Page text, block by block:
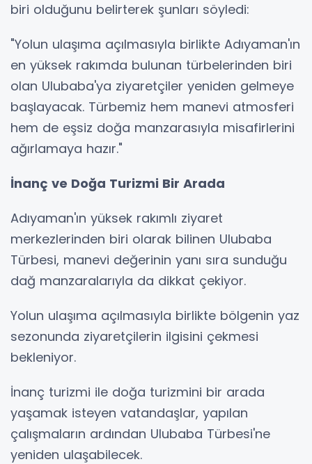
biri olduğunu belirterek şunları söyledi:
"Yolun ulaşıma açılmasıyla birlikte Adıyaman'ın
en yüksek rakımda bulunan türbelerinden biri
olan Ulubaba'ya ziyaretçiler yeniden gelmeye
başlayacak. Türbemiz hem manevi atmosferi
hem de eşsiz doğa manzarasıyla misafirlerini
ağırlamaya hazır."
İnanç ve Doğa Turizmi Bir Arada
Adıyaman'ın yüksek rakımlı ziyaret
merkezlerinden biri olarak bilinen Ulubaba
Türbesi, manevi değerinin yanı sıra sunduğu
dağ manzaralarıyla da dikkat çekiyor.
Yolun ulaşıma açılmasıyla birlikte bölgenin yaz
sezonunda ziyaretçilerin ilgisini çekmesi
bekleniyor.
İnanç turizmi ile doğa turizmini bir arada
yaşamak isteyen vatandaşlar, yapılan
çalışmaların ardından Ulubaba Türbesi'ne
yeniden ulaşabilecek.